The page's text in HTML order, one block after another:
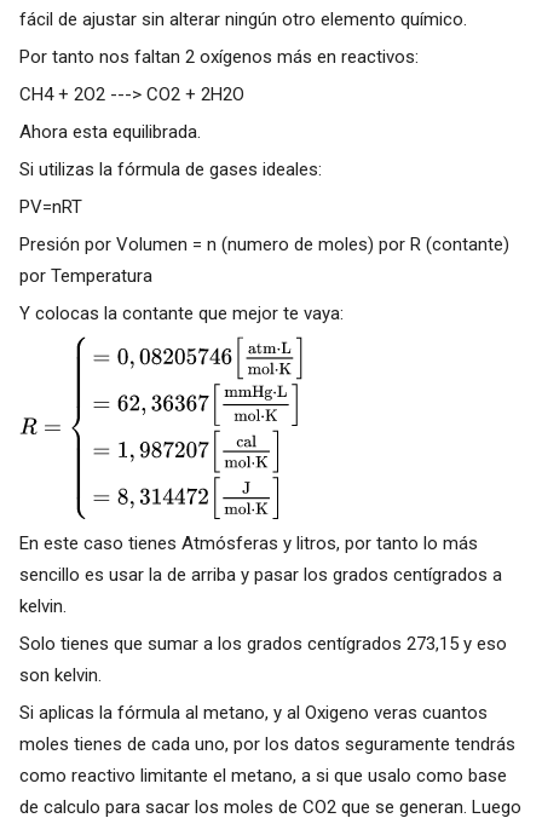
fácil de ajustar sin alterar ningún otro elemento químico.
Por tanto nos faltan 2 oxígenos más en reactivos:
CH4 + 2O2 ---> CO2 + 2H2O
Ahora esta equilibrada.
Si utilizas la fórmula de gases ideales:
PV=nRT
Presión por Volumen = n (numero de moles) por R (contante)
por Temperatura
Y colocas la contante que mejor te vaya:
En este caso tienes Atmósferas y litros, por tanto lo más
sencillo es usar la de arriba y pasar los grados centígrados a
kelvin.
Solo tienes que sumar a los grados centígrados 273,15 y eso
son kelvin.
Si aplicas la fórmula al metano, y al Oxigeno veras cuantos
moles tienes de cada uno, por los datos seguramente tendrás
como reactivo limitante el metano, a si que usalo como base
de calculo para sacar los moles de CO2 que se generan. Luego